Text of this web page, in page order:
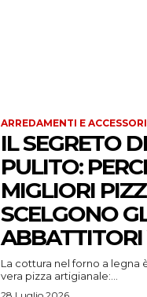
ARREDAMENTI E
IL SEGRETO
PULITO:
MIGLIORI
SCELGONO
La cottura nel forno a legna
vera pizza artigianale:...